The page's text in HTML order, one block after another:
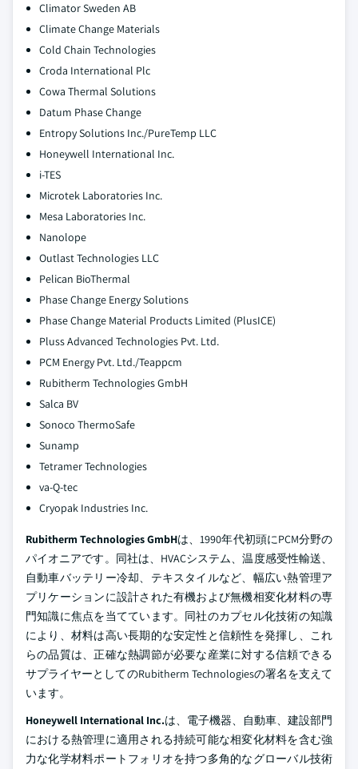
Climator Sweden AB
Climate Change Materials
Cold Chain Technologies
Croda International Plc
Cowa Thermal Solutions
Datum Phase Change
Entropy Solutions Inc./PureTemp LLC
Honeywell International Inc.
i-TES
Microtek Laboratories Inc.
Mesa Laboratories Inc.
Nanolope
Outlast Technologies LLC
Pelican BioThermal
Phase Change Energy Solutions
Phase Change Material Products Limited (PlusICE)
Pluss Advanced Technologies Pvt. Ltd.
PCM Energy Pvt. Ltd./Teappcm
Rubitherm Technologies GmbH
Salca BV
Sonoco ThermoSafe
Sunamp
Tetramer Technologies
va-Q-tec
Cryopak Industries Inc.
Rubitherm Technologies GmbHは、1990年代初頭にPCM分野の
パイオニアです。同社は、HVACシステム、温度感受性輸送、
自動車バッテリー冷却、テキスタイルなど、幅広い熱管理ア
プリケーションに設計された有機および無機相変化材料の専
門知識に焦点を当てています。同社のカプセル化技術の知識
により、材料は高い長期的な安定性と信頼性を発揮し、これ
らの品質は、正確な熱調節が必要な産業に対する信頼できる
サプライヤーとしてのRubitherm Technologiesの署名を支えて
います。
Honeywell International Inc.は、電子機器、自動車、建設部門
における熱管理に適用される持続可能な相変化材料を含む強
力な化学材料ポートフォリオを持つ多角的なグローバル技術